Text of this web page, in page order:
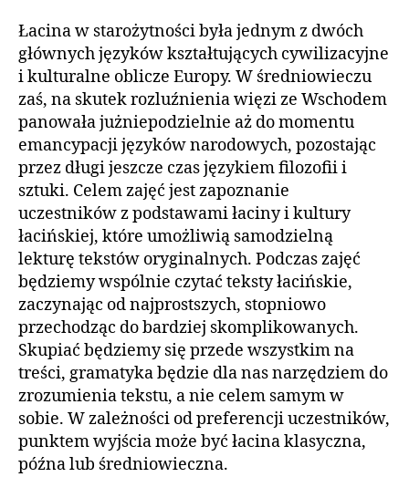
Łacina w starożytności była jednym z dwóch
głównych języków kształtujących cywilizacyjne
i kulturalne oblicze Europy. W średniowieczu
zaś, na skutek rozluźnienia więzi ze Wschodem
panowała jużniepodzielnie aż do momentu
emancypacji języków narodowych, pozostając
przez długi jeszcze czas językiem filozofii i
sztuki. Celem zajęć jest zapoznanie
uczestników z podstawami łaciny i kultury
łacińskiej, które umożliwią samodzielną
lekturę tekstów oryginalnych. Podczas zajęć
będziemy wspólnie czytać teksty łacińskie,
zaczynając od najprostszych, stopniowo
przechodząc do bardziej skomplikowanych.
Skupiać będziemy się przede wszystkim na
treści, gramatyka będzie dla nas narzędziem do
zrozumienia tekstu, a nie celem samym w
sobie. W zależności od preferencji uczestników,
punktem wyjścia może być łacina klasyczna,
późna lub średniowieczna.